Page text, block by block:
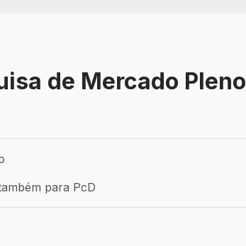
de Mercado Pleno
Efetivo
para PcD
para PcD